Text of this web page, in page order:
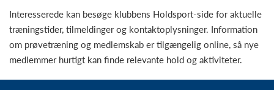
Interesserede kan besøge klubbens Holdsport-side for aktuelle
træningstider, tilmeldinger og kontaktoplysninger. Information
om prøvetræning og medlemskab er tilgængelig online, så nye
medlemmer hurtigt kan finde relevante hold og aktiviteter.